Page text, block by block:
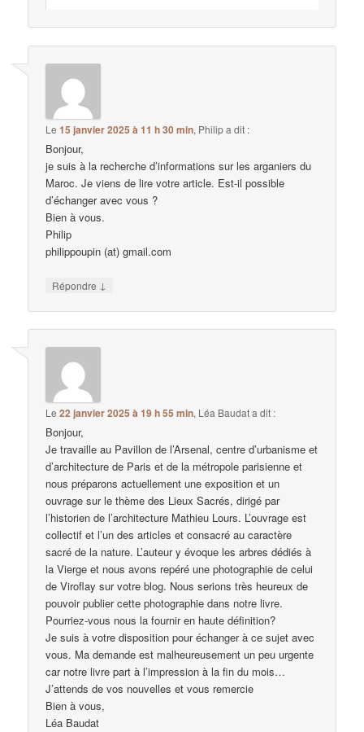
Le15 janvier 2025 à 11 h 30 min, Philipa dit :
Bonjour,
je suis à la recherche d’informations sur les arganiers du
Maroc. Je viens de lire votre article. Est-il possible
d’échanger avec vous ?
Bien à vous.
Philip
philippoupin (at) gmail.com
Répondre ↓
Le22 janvier 2025 à 19 h 55 min, Léa Baudata dit :
Bonjour,
Je travaille au Pavillon de l’Arsenal, centre d’urbanisme et
d’architecture de Paris et de la métropole parisienne et
nous préparons actuellement une exposition et un
ouvrage sur le thème des Lieux Sacrés, dirigé par
l’historien de l’architecture Mathieu Lours. L’ouvrage est
collectif et l’un des articles et consacré au caractère
sacré de la nature. L’auteur y évoque les arbres dédiés à
la Vierge et nous avons repéré une photographie de celui
de Viroflay sur votre blog. Nous serions très heureux de
pouvoir publier cette photographie dans notre livre.
Pourriez-vous nous la fournir en haute définition?
Je suis à votre disposition pour échanger à ce sujet avec
vous. Ma demande est malheureusement un peu urgente
car notre livre part à l’impression à la fin du mois…
J’attends de vos nouvelles et vous remercie
Bien à vous,
Léa Baudat